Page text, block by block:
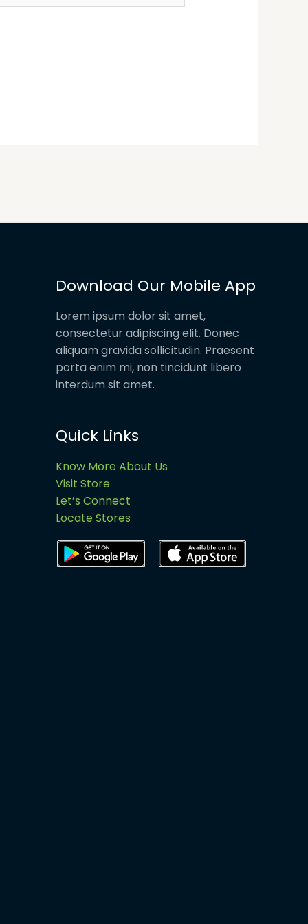
Download Our Mobile App
Lorem ipsum dolor sit amet,
consectetur adipiscing elit. Donec
aliquam gravida sollicitudin. Praesent
porta enim mi, non tincidunt libero
interdum sit amet.
Quick Links
Know More About Us
Visit Store
Let’s Connect
Locate Stores